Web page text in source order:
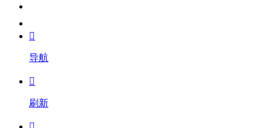
我的

导航

刷新